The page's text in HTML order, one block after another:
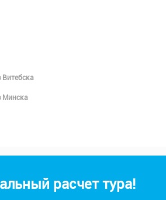
Витебска
Минска
расчет тура!